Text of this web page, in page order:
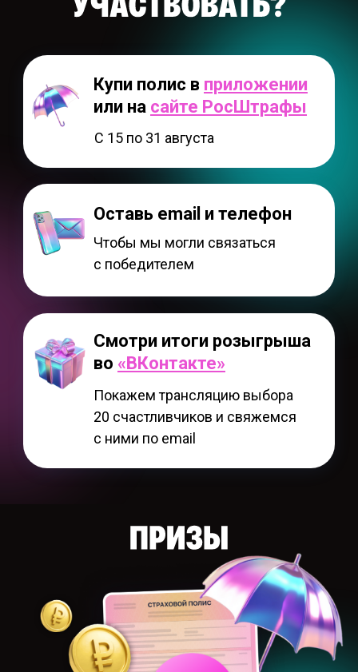
Оставь email и телефон
Чтобы мы могли связаться
с победителем
Купи полис в приложении
или на сайте РосШтрафы
С 15 по 31 августа
Смотри итоги розыгрыша
во «ВКонтакте»
Покажем трансляцию выбора
20 счастливчиков и свяжемся
с ними по email